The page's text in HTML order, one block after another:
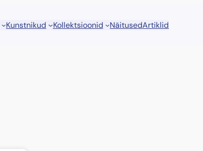
Kunstnikud Kollektsioonid NäitusedArtiklid